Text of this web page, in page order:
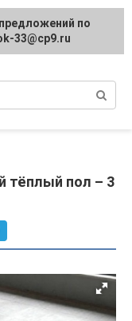
тёплый пол – 3
по
33@cp9.ru
по
33@cp9.ru